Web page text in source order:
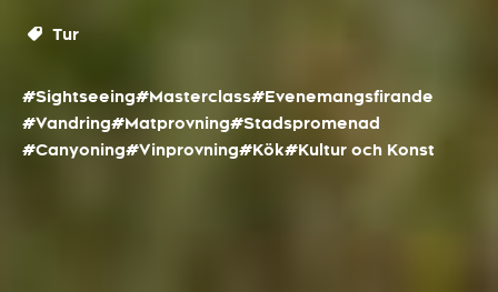
Tur
#Sightseeing#Masterclass#Evenemangsfirande
#Vandring#Matprovning#Stadspromenad
#Canyoning#Vinprovning#Kök#Kultur och Konst